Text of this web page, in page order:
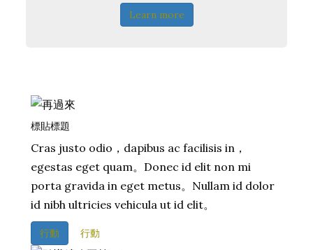
Learn more
標貼標題
Cras justo odio，dapibus ac facilisis in，
egestas eget quam。Donec id elit non mi
porta gravida in eget metus。Nullam id dolor
id nibh ultricies vehicula ut id elit。
行動 行動